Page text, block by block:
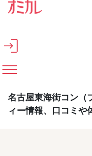
メインコンテンツへスキップ
名古屋東海街コン（
ィー情報、口コミや